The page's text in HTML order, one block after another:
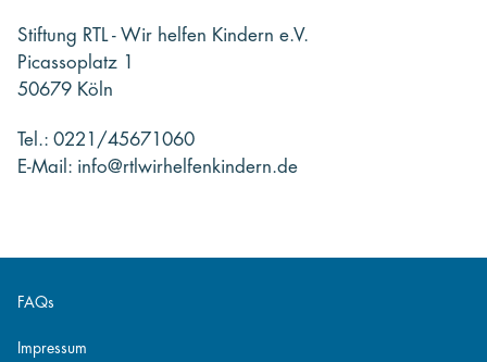
Stiftung RTL - Wir helfen Kindern e.V.
Picassoplatz 1
50679 Köln
Tel.: 0221/45671060
E-Mail: info@rtlwirhelfenkindern.de
FAQs
Impressum